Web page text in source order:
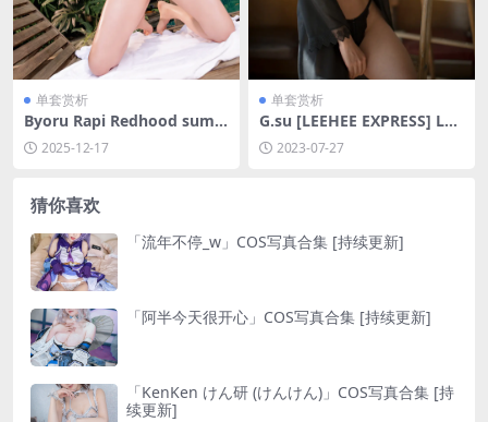
单套赏析
Byoru Rapi Redhood sum
mer[53P-22V-3.62G]
2025-12-17
单套赏析
G.su [LEEHEE EXPRESS] LER
B-027B [44P-320MB]
2023-07-27
猜你喜欢
「流年不停_w」COS写真合集 [持续更新]
「阿半今天很开心」COS写真合集 [持续更新]
「KenKen けん研 (けんけん)」COS写真合集 [持
续更新]